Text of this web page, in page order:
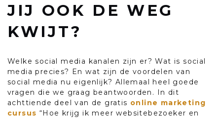
JIJ OOK DE WEG
KWIJT?
Welke social media kanalen zijn er? Wat is social
media precies? En wat zijn de voordelen van
social media nu eigenlijk? Allemaal heel goede
vragen die we graag beantwoorden. In dit
achttiende deel van de gratis online marketing
cursus “Hoe krijg ik meer websitebezoeker en